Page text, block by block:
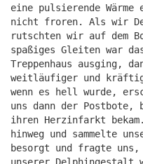
eine pulsierende Wärme
nicht froren. Als wir
rutschten wir auf dem
spaßiges Gleiten war
Treppenhaus ausging,
weitläufiger und
wenn es hell wurde,
uns dann der Postbote,
ihren Herzinfarkt
hinweg und sammelte
besorgt und fragte